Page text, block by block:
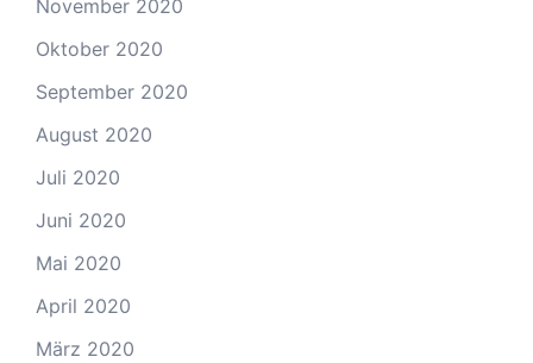
November 2020
Oktober 2020
September 2020
August 2020
Juli 2020
Juni 2020
Mai 2020
April 2020
März 2020